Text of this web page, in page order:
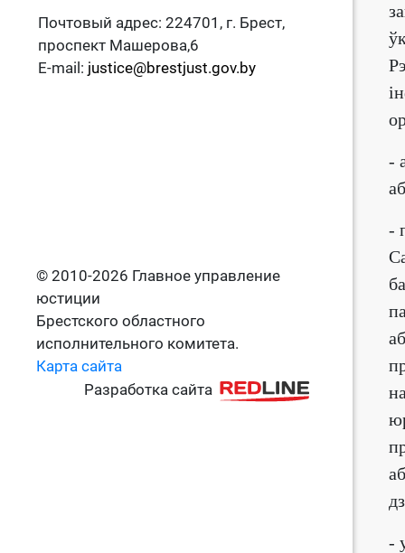
Почтовый адрес: 224701, г. Брест,
проспект Машерова,6
E-mail: justice@brestjust.gov.by
© 2010-2026 Главное управление
юстиции
Брестского областного
исполнительного комитета.
Карта сайта
Разработка сайта
-
-
-